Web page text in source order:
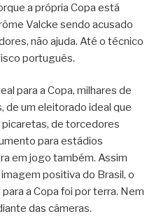
a própria Copa está
Valcke sendo acusado
não ajuda. Até o técnico
português.
para a Copa, milhares de
de um eleitorado ideal que
de torcedores
para estádios
em jogo também. Assim
positiva do Brasil, o
a Copa foi por terra. Nem
das câmeras.